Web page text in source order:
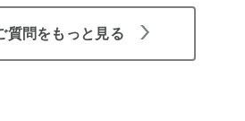
質問をもっと見る